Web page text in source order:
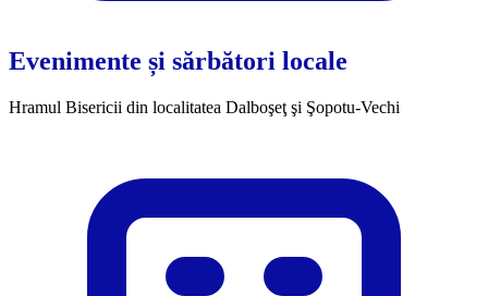
Evenimente și sărbători locale
Hramul Bisericii din localitatea Dalboşeţ şi Şopotu-Vechi